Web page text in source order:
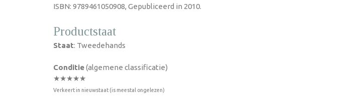
ISBN: 9789461050908, Gepubliceerd in 2010.
Productstaat
Staat: Tweedehands
Conditie(algemene classificatie)
★★★★★
Verkeert in nieuwstaat (is meestal ongelezen)